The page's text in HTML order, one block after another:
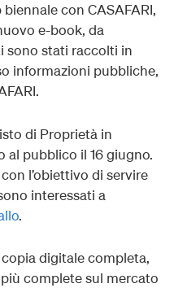
con CASAFARI,
e-book, da
sono stati raccolti in
informazioni pubbliche,
di Proprietà in
al pubblico il 16 giugno.
l’obiettivo di servire
interessati a
.
copia digitale completa,
complete sul mercato